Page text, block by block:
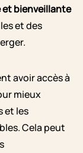
et bienveillante
et des
avoir accès à
mieux
et les
Cela peut